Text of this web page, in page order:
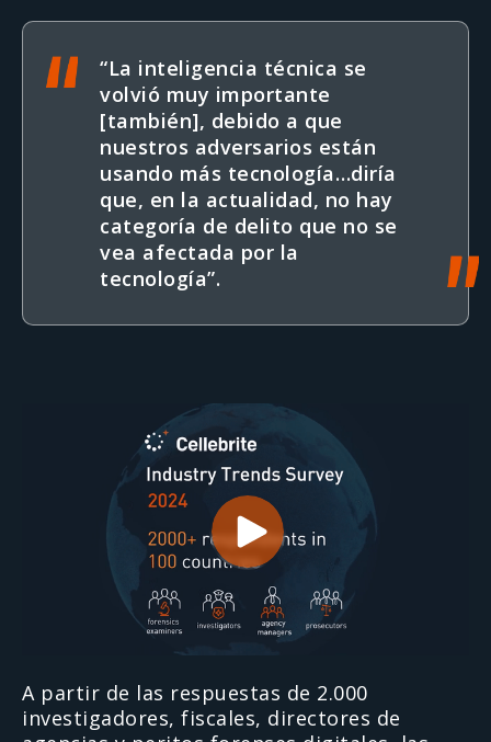
“La inteligencia técnica se
volvió muy importante
[también], debido a que
nuestros adversarios están
usando más tecnología…diría
que, en la actualidad, no hay
categoría de delito que no se
vea afectada por la
tecnología”.
A partir de las respuestas de 2.000
investigadores, fiscales, directores de